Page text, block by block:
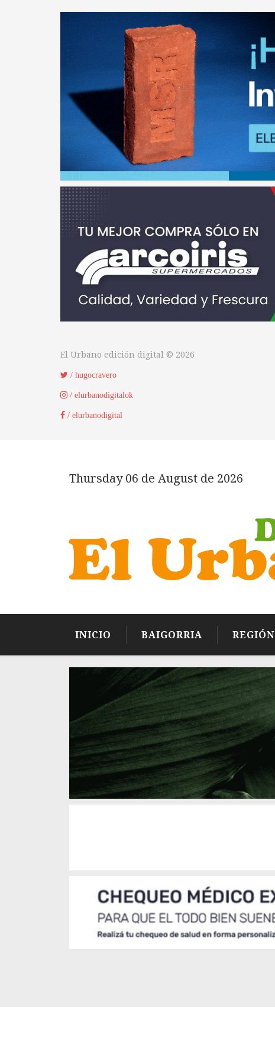
El Urbano edición digital © 2026
/ hugocravero
/ elurbanodigitalok
/ elurbanodigital
Thursday 06 de August de 2026
INICIO BAIGORRIA REGIÓN